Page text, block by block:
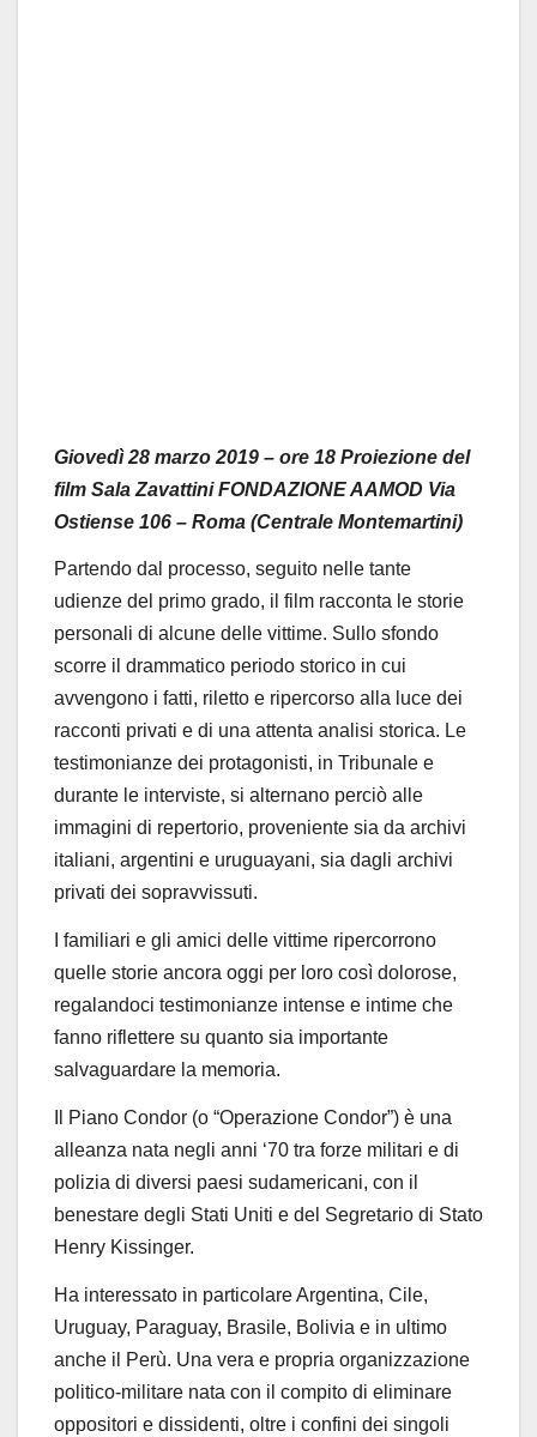
Giovedì 28 marzo 2019 – ore 18 Proiezione del
film Sala Zavattini FONDAZIONE AAMOD Via
Ostiense 106 – Roma (Centrale Montemartini)
Partendo dal processo, seguito nelle tante
udienze del primo grado, il film racconta le storie
personali di alcune delle vittime. Sullo sfondo
scorre il drammatico periodo storico in cui
avvengono i fatti, riletto e ripercorso alla luce dei
racconti privati e di una attenta analisi storica. Le
testimonianze dei protagonisti, in Tribunale e
durante le interviste, si alternano perciò alle
immagini di repertorio, proveniente sia da archivi
italiani, argentini e uruguayani, sia dagli archivi
privati dei sopravvissuti.
I familiari e gli amici delle vittime ripercorrono
quelle storie ancora oggi per loro così dolorose,
regalandoci testimonianze intense e intime che
fanno riflettere su quanto sia importante
salvaguardare la memoria.
Il Piano Condor (o “Operazione Condor”) è una
alleanza nata negli anni ‘70 tra forze militari e di
polizia di diversi paesi sudamericani, con il
benestare degli Stati Uniti e del Segretario di Stato
Henry Kissinger.
Ha interessato in particolare Argentina, Cile,
Uruguay, Paraguay, Brasile, Bolivia e in ultimo
anche il Perù. Una vera e propria organizzazione
politico-militare nata con il compito di eliminare
oppositori e dissidenti, oltre i confini dei singoli